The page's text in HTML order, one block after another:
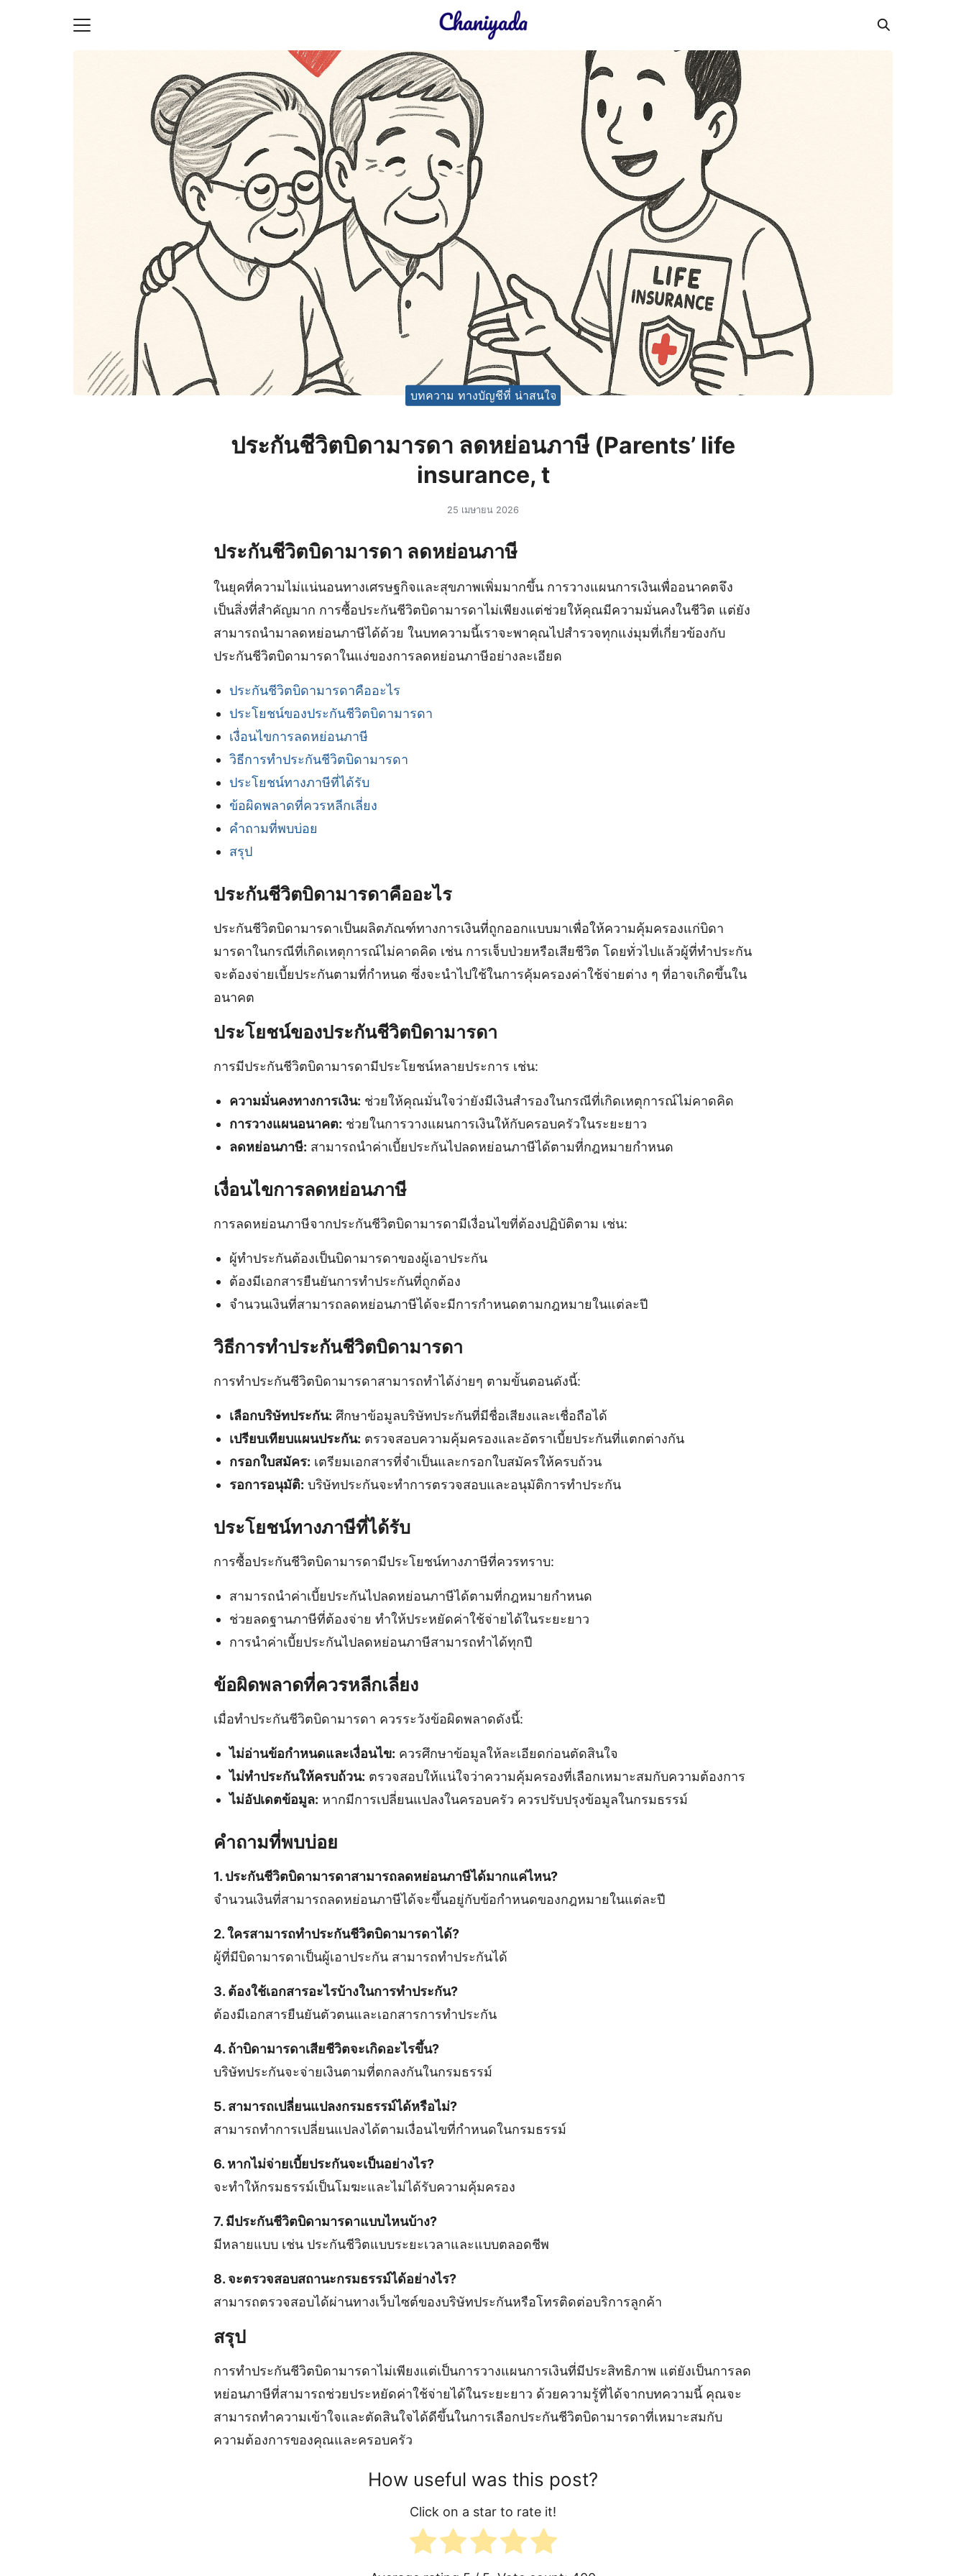
Search
for:
บทความ ทางบัญชีที่ น่าสนใจ
ประกันชีวิตบิดามารดา ลดหย่อนภาษี (Parents’ life
insurance, t
25 เมษายน 2026
ประกันชีวิตบิดามารดา ลดหย่อนภาษี
ในยุคที่ความไม่แน่นอนทางเศรษฐกิจและสุขภาพเพิ่มมากขึ้น การวางแผนการเงินเพื่ออนาคตจึง
เป็นสิ่งที่สำคัญมาก การซื้อประกันชีวิตบิดามารดาไม่เพียงแต่ช่วยให้คุณมีความมั่นคงในชีวิต แต่ยัง
สามารถนำมาลดหย่อนภาษีได้ด้วย ในบทความนี้เราจะพาคุณไปสำรวจทุกแง่มุมที่เกี่ยวข้องกับ
ประกันชีวิตบิดามารดาในแง่ของการลดหย่อนภาษีอย่างละเอียด
ประกันชีวิตบิดามารดาคืออะไร
ประโยชน์ของประกันชีวิตบิดามารดา
เงื่อนไขการลดหย่อนภาษี
วิธีการทำประกันชีวิตบิดามารดา
ประโยชน์ทางภาษีที่ได้รับ
ข้อผิดพลาดที่ควรหลีกเลี่ยง
คำถามที่พบบ่อย
สรุป
ประกันชีวิตบิดามารดาคืออะไร
ประกันชีวิตบิดามารดาเป็นผลิตภัณฑ์ทางการเงินที่ถูกออกแบบมาเพื่อให้ความคุ้มครองแก่บิดา
มารดาในกรณีที่เกิดเหตุการณ์ไม่คาดคิด เช่น การเจ็บป่วยหรือเสียชีวิต โดยทั่วไปแล้วผู้ที่ทำประกัน
จะต้องจ่ายเบี้ยประกันตามที่กำหนด ซึ่งจะนำไปใช้ในการคุ้มครองค่าใช้จ่ายต่าง ๆ ที่อาจเกิดขึ้นใน
อนาคต
ประโยชน์ของประกันชีวิตบิดามารดา
การมีประกันชีวิตบิดามารดามีประโยชน์หลายประการ เช่น:
ความมั่นคงทางการเงิน: ช่วยให้คุณมั่นใจว่ายังมีเงินสำรองในกรณีที่เกิดเหตุการณ์ไม่คาดคิด
การวางแผนอนาคต: ช่วยในการวางแผนการเงินให้กับครอบครัวในระยะยาว
ลดหย่อนภาษี: สามารถนำค่าเบี้ยประกันไปลดหย่อนภาษีได้ตามที่กฎหมายกำหนด
เงื่อนไขการลดหย่อนภาษี
การลดหย่อนภาษีจากประกันชีวิตบิดามารดามีเงื่อนไขที่ต้องปฏิบัติตาม เช่น:
ผู้ทำประกันต้องเป็นบิดามารดาของผู้เอาประกัน
ต้องมีเอกสารยืนยันการทำประกันที่ถูกต้อง
จำนวนเงินที่สามารถลดหย่อนภาษีได้จะมีการกำหนดตามกฎหมายในแต่ละปี
วิธีการทำประกันชีวิตบิดามารดา
การทำประกันชีวิตบิดามารดาสามารถทำได้ง่ายๆ ตามขั้นตอนดังนี้:
เลือกบริษัทประกัน: ศึกษาข้อมูลบริษัทประกันที่มีชื่อเสียงและเชื่อถือได้
เปรียบเทียบแผนประกัน: ตรวจสอบความคุ้มครองและอัตราเบี้ยประกันที่แตกต่างกัน
กรอกใบสมัคร: เตรียมเอกสารที่จำเป็นและกรอกใบสมัครให้ครบถ้วน
รอการอนุมัติ: บริษัทประกันจะทำการตรวจสอบและอนุมัติการทำประกัน
ประโยชน์ทางภาษีที่ได้รับ
การซื้อประกันชีวิตบิดามารดามีประโยชน์ทางภาษีที่ควรทราบ:
สามารถนำค่าเบี้ยประกันไปลดหย่อนภาษีได้ตามที่กฎหมายกำหนด
ช่วยลดฐานภาษีที่ต้องจ่าย ทำให้ประหยัดค่าใช้จ่ายได้ในระยะยาว
การนำค่าเบี้ยประกันไปลดหย่อนภาษีสามารถทำได้ทุกปี
ข้อผิดพลาดที่ควรหลีกเลี่ยง
เมื่อทำประกันชีวิตบิดามารดา ควรระวังข้อผิดพลาดดังนี้:
ไม่อ่านข้อกำหนดและเงื่อนไข: ควรศึกษาข้อมูลให้ละเอียดก่อนตัดสินใจ
ไม่ทำประกันให้ครบถ้วน: ตรวจสอบให้แน่ใจว่าความคุ้มครองที่เลือกเหมาะสมกับความต้องการ
ไม่อัปเดตข้อมูล: หากมีการเปลี่ยนแปลงในครอบครัว ควรปรับปรุงข้อมูลในกรมธรรม์
คำถามที่พบบ่อย
1. ประกันชีวิตบิดามารดาสามารถลดหย่อนภาษีได้มากแค่ไหน?
จำนวนเงินที่สามารถลดหย่อนภาษีได้จะขึ้นอยู่กับข้อกำหนดของกฎหมายในแต่ละปี
2. ใครสามารถทำประกันชีวิตบิดามารดาได้?
ผู้ที่มีบิดามารดาเป็นผู้เอาประกัน สามารถทำประกันได้
3. ต้องใช้เอกสารอะไรบ้างในการทำประกัน?
ต้องมีเอกสารยืนยันตัวตนและเอกสารการทำประกัน
4. ถ้าบิดามารดาเสียชีวิตจะเกิดอะไรขึ้น?
บริษัทประกันจะจ่ายเงินตามที่ตกลงกันในกรมธรรม์
5. สามารถเปลี่ยนแปลงกรมธรรม์ได้หรือไม่?
สามารถทำการเปลี่ยนแปลงได้ตามเงื่อนไขที่กำหนดในกรมธรรม์
6. หากไม่จ่ายเบี้ยประกันจะเป็นอย่างไร?
จะทำให้กรมธรรม์เป็นโมฆะและไม่ได้รับความคุ้มครอง
7. มีประกันชีวิตบิดามารดาแบบไหนบ้าง?
มีหลายแบบ เช่น ประกันชีวิตแบบระยะเวลาและแบบตลอดชีพ
8. จะตรวจสอบสถานะกรมธรรม์ได้อย่างไร?
สามารถตรวจสอบได้ผ่านทางเว็บไซต์ของบริษัทประกันหรือโทรติดต่อบริการลูกค้า
สรุป
การทำประกันชีวิตบิดามารดาไม่เพียงแต่เป็นการวางแผนการเงินที่มีประสิทธิภาพ แต่ยังเป็นการลด
หย่อนภาษีที่สามารถช่วยประหยัดค่าใช้จ่ายได้ในระยะยาว ด้วยความรู้ที่ได้จากบทความนี้ คุณจะ
สามารถทำความเข้าใจและตัดสินใจได้ดีขึ้นในการเลือกประกันชีวิตบิดามารดาที่เหมาะสมกับ
ความต้องการของคุณและครอบครัว
How useful was this post?
Click on a star to rate it!